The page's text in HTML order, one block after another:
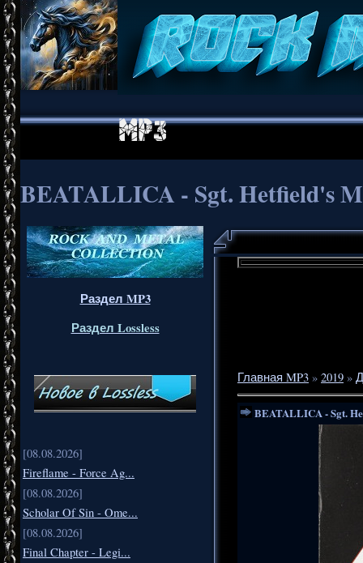
BEATALLICA - Sgt. Hetfield's
Раздел MP3
Раздел Lossless
[08.08.2026]
Fireflame - Force Ag...
[08.08.2026]
Scholar Of Sin - Ome...
[08.08.2026]
Final Chapter - Legi...
Главная MP3 » 2019 »
BEATALLICA - Sgt.